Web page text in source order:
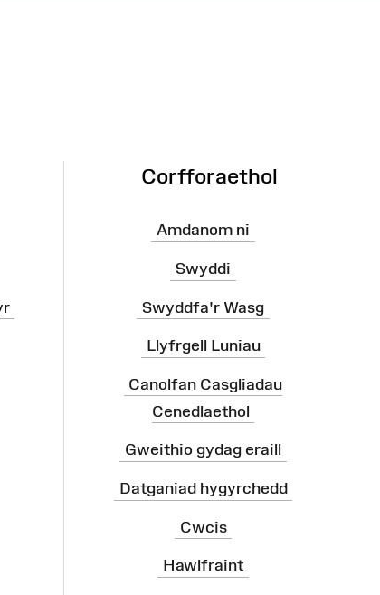
Corfforaethol
Amdanom ni
Swyddi
Swyddfa'r Wasg
Llyfrgell Luniau
Canolfan Casgliadau
Cenedlaethol
Gweithio gydag eraill
Datganiad hygyrchedd
Cwcis
Hawlfraint